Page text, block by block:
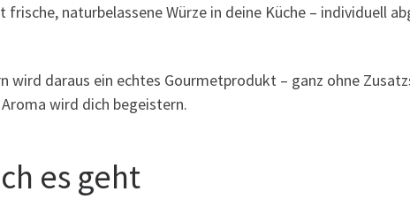
naturbelassene Würze in deine Küche – individuell
daraus ein echtes Gourmetprodukt – ganz ohne
wird dich begeistern.
es geht